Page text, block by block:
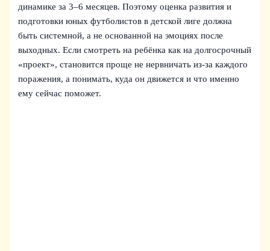
динамике за 3–6 месяцев. Поэтому оценка развития и
подготовки юных футболистов в детской лиге должна
быть системной, а не основанной на эмоциях после
выходных. Если смотреть на ребёнка как на долгосрочный
«проект», становится проще не нервничать из‑за каждого
поражения, а понимать, куда он движется и что именно
ему сейчас поможет.